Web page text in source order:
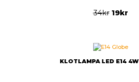
34kr 19kr
KLOTLAMPA LED E14